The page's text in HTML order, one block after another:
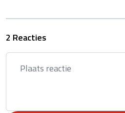
2 Reacties